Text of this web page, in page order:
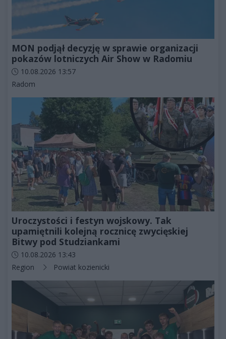
MON podjął decyzję w sprawie organizacji
pokazów lotniczych Air Show w Radomiu
Data dodania artykułu:
10.08.2026 13:57
Kategorie artykułu:
Radom
Uroczystości i festyn wojskowy. Tak
upamiętnili kolejną rocznicę zwycięskiej
Bitwy pod Studziankami
Data dodania artykułu:
10.08.2026 13:43
Kategorie artykułu:
Region Powiat kozienicki